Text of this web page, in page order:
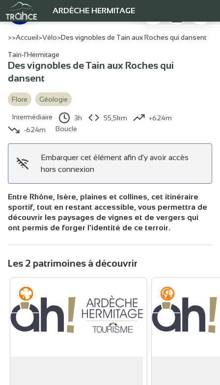
ARDÈCHE HERMITAGE
Des vignobles de Tain aux Roches qui dansent
Voir l'image en plein écran
>>Accueil>Vélo>Des vignobles de Tain aux Roches qui dansent
Tain-l'Hermitage
Des vignobles de Tain aux Roches qui
dansent
Flore Géologie
Intermédiaire 3h 55,5km
+624m
-624m
Boucle
Embarquer cet élément afin d'y avoir accès
hors connexion
Entre Rhône, Isère, plaines et collines, cet itinéraire
sportif, tout en restant accessible, vous permettra de
découvrir les paysages de vignes et de vergers qui
ont permis de forger l'identité de ce terroir.
Les 2 patrimoines à découvrir